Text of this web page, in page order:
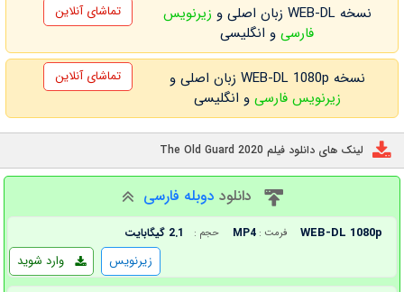
نسخه WEB-DL زبان اصلی و
زیرنویس
فارسیو انگلیسی
تماشای آنلاین
نسخه WEB-DL 1080p زبان اصلی و
زیرنویس فارسی و انگلیسی
تماشای آنلاین
لینک های دانلود فیلم The Old Guard 2020
دانلود دوبله فارسی
WEB-DL 1080p فرمت : MP4 حجم : 2.1 گیگابایت
وارد شوید زیرنویس